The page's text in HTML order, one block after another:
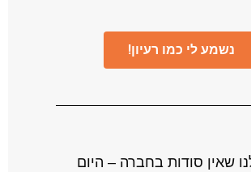
נשמע לי כמו רעיון!
שאין סודות בחברה – היום